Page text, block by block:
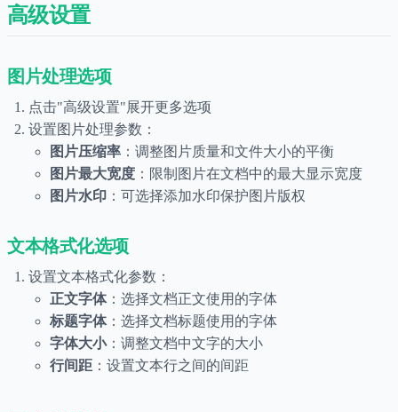
高级设置
图片处理选项
点击"高级设置"展开更多选项
设置图片处理参数：
图片压缩率 ：调整图片质量和文件大小的平衡
图片最大宽度 ：限制图片在文档中的最大显示宽度
图片水印 ：可选择添加水印保护图片版权
文本格式化选项
设置文本格式化参数：
正文字体：选择文档正文使用的字体
标题字体：选择文档标题使用的字体
字体大小：调整文档中文字的大小
行间距 ：设置文本行之间的间距